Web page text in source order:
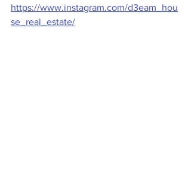
https://www.instagram.com/d3eam_hou
se_real_estate/